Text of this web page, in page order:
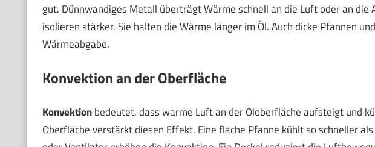
gut. Dünnwandiges Metall überträgt Wärme schnell an die Luft oder an die
isolieren stärker. Sie halten die Wärme länger im Öl. Auch dicke Pfannen
Wärmeabgabe.
Konvektion an der Oberfläche
Konvektionbedeutet, dass warme Luft an der Öloberfläche aufsteigt und
Oberfläche verstärkt diesen Effekt. Eine flache Pfanne kühlt so schneller